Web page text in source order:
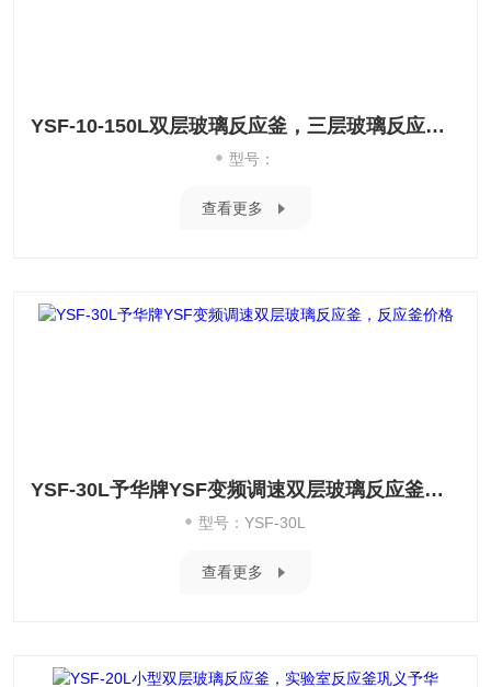
YSF-10-150L双层玻璃反应釜，三层玻璃反应釜价格巩义予华
型号：
查看更多
YSF-30L予华牌YSF变频调速双层玻璃反应釜，反应釜价格
型号：YSF-30L
查看更多